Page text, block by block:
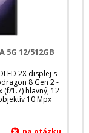
5G 12/512GB
2X displej s
8 Gen 2 -
(f/1.7) hlavný, 12
10 Mpx